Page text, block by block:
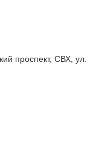
проспект, СВХ, ул.